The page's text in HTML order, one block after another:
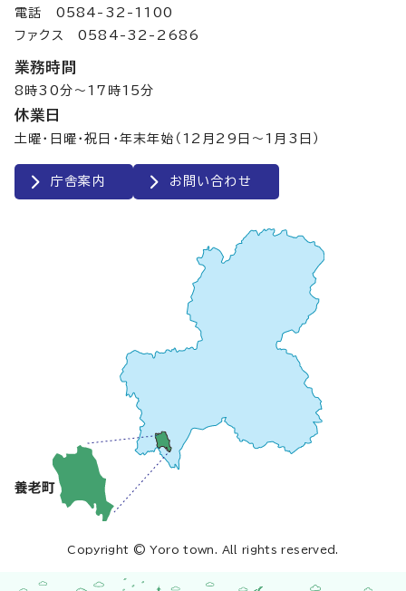
電話 0584-32-1100
ファクス 0584-32-2686
業務時間
8時30分～17時15分
休業日
土曜・日曜・祝日・年末年始（12月29日～1月3日）
庁舎案内 お問い合わせ
Copyright © Yoro town. All rights reserved.